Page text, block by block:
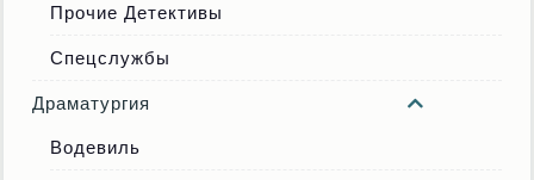
Прочие Детективы
Спецслужбы
Драматургия
Водевиль